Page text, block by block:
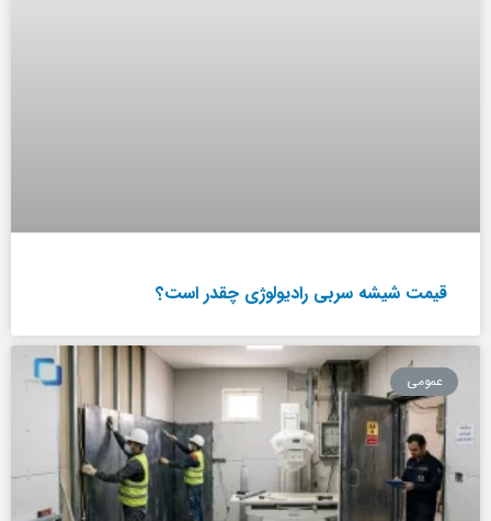
قیمت شیشه سربی رادیولوژی چقدر است؟
عمومی